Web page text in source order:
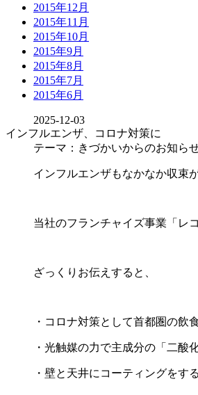
2015年12月
2015年11月
2015年10月
2015年9月
2015年8月
2015年7月
2015年6月
2025-12-03
インフルエンザ、コロナ対策に
テーマ：きづかいからのお知ら
インフルエンザもなかなか収束
当社のフランチャイズ事業「レ
ざっくりお伝えすると、
・コロナ対策として首都圏の飲
・光触媒の力で主成分の「二酸
・壁と天井にコーティングをす